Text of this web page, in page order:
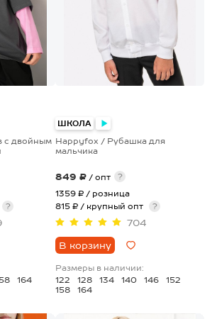
с двойным
?
164
ШКОЛА
Happyfox / Рубашка для
мальчика
849 ₽ / опт
?
1359 ₽ / розница
815 ₽ / крупный опт
?
704
В корзину
Размеры в наличии:
122
128 134 140 146
152
158
164